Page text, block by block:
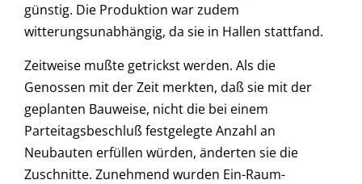
günstig. Die Produktion war zudem
witterungsunabhängig, da sie in Hallen stattfand.
Zeitweise mußte getrickst werden. Als die
Genossen mit der Zeit merkten, daß sie mit der
geplanten Bauweise, nicht die bei einem
Parteitagsbeschluß festgelegte Anzahl an
Neubauten erfüllen würden, änderten sie die
Zuschnitte. Zunehmend wurden Ein-Raum-